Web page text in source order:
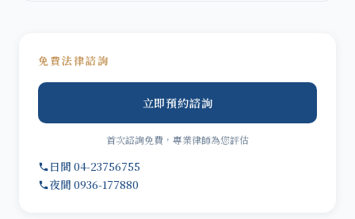
免費法律諮詢
立即預約諮詢
首次諮詢免費，專業律師為您評估
日間 04-23756755
夜間 0936-177880